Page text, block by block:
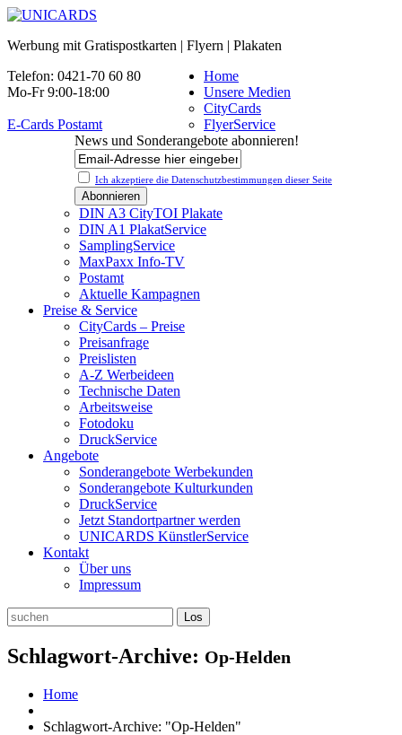
Werbung mit Gratispostkarten | Flyern | Plakaten
Telefon: 0421-70 60 80
Mo-Fr 9:00-18:00
E-Cards Postamt
News und Sonderangebote abonnieren!
Ich akzeptiere die Datenschutz­bestimmungen dieser Seite
Home
Unsere Medien
CityCards
FlyerService
DIN A3 CityTOI Plakate
DIN A1 PlakatService
SamplingService
MaxPaxx Info-TV
Postamt
Aktuelle Kampagnen
Preise & Service
CityCards – Preise
Preisanfrage
Preislisten
A-Z Werbeideen
Technische Daten
Arbeitsweise
Fotodoku
DruckService
Angebote
Sonderangebote Werbekunden
Sonderangebote Kulturkunden
DruckService
Jetzt Standortpartner werden
UNICARDS KünstlerService
Kontakt
Über uns
Impressum
Schlagwort-Archive: Op-Helden
Home
Schlagwort-Archive: "Op-Helden"